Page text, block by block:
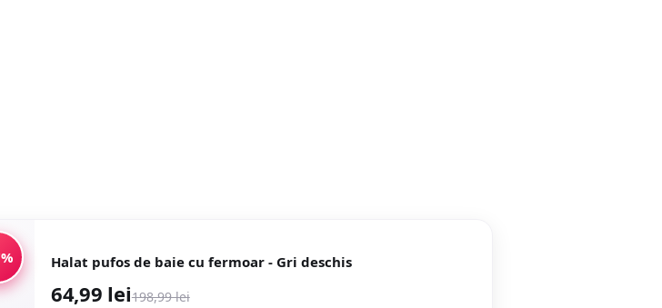
Halat pufos de baie cu fermoar - Gri deschis
64,99 lei198,99 lei